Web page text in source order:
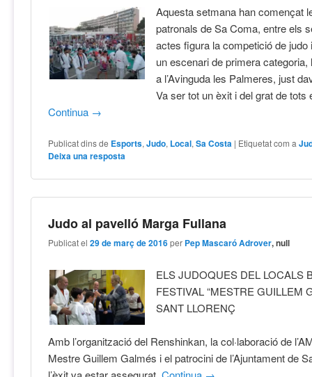
Aquesta setmana han començat
patronals de Sa Coma, entre els
actes figura la competició de judo
un escenari de primera categoria,
a l’Avinguda les Palmeres, just
Va ser tot un èxit i del grat de tots
Continua →
Publicat dins de Esports,Judo, Local,Sa Costa | Etiquetat com a
Deixa una resposta
Judo al pavelló Marga Fullana
Publicat el29 de març de 2016 per Pep Mascaró Adrover, null
ELS JUDOQUES DEL LOCALS
FESTIVAL “MESTRE GUILLEM
SANT LLORENÇ
Amb l’organització del Renshinkan, la col·laboració de
Mestre Guillem Galmés i el patrocini de l’Ajuntament de